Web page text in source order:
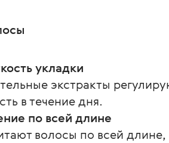
укладки
экстракты
в течение дня.
по всей длине
волосы по всей